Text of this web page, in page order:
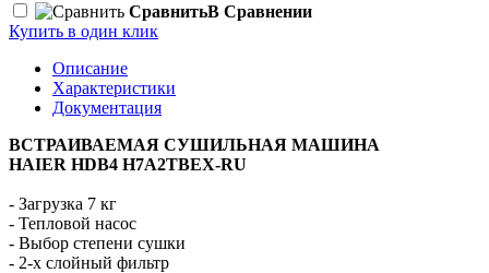
СравнитьВ Сравнении
Купить в один клик
Описание
Характеристики
Документация
ВСТРАИВАЕМАЯ СУШИЛЬНАЯ МАШИНА
HAIER HDB4 H7A2TBEX-RU
- Загрузка 7 кг
- Тепловой насос
- Выбор степени сушки
- 2-х слойный фильтр